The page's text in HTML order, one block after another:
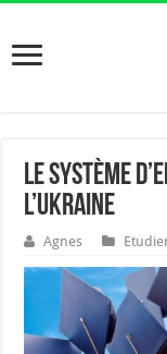
Le système
l’Ukraine
Agnes